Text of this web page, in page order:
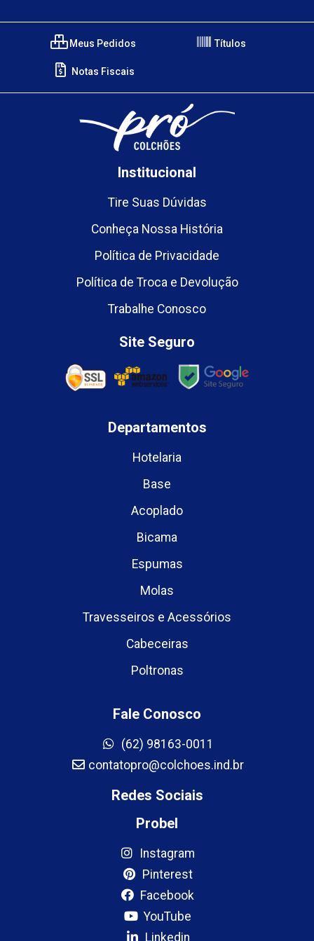
Meus Pedidos Títulos
Notas Fiscais
Institucional
Tire Suas Dúvidas
Conheça Nossa História
Política de Privacidade
Política de Troca e Devolução
Trabalhe Conosco
Site Seguro
Departamentos
Hotelaria
Base
Acoplado
Bicama
Espumas
Molas
Travesseiros e Acessórios
Cabeceiras
Poltronas
Fale Conosco
(62) 98163-0011
contatopro@colchoes.ind.br
Redes Sociais
Probel
Instagram
Pinterest
Facebook
YouTube
Linkedin